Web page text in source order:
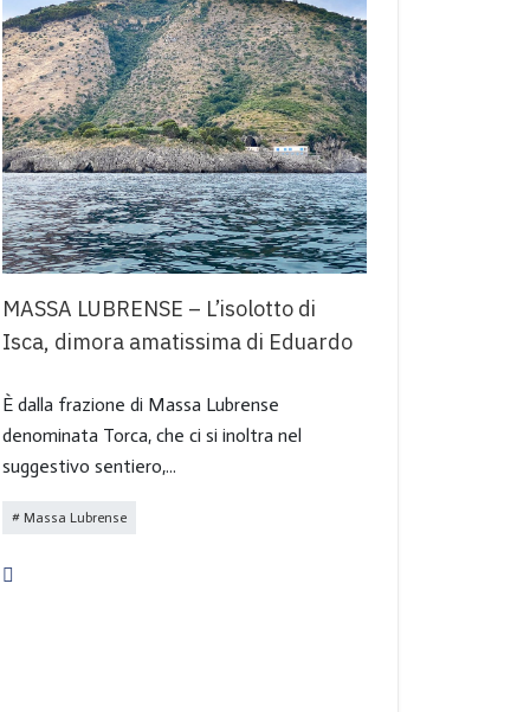
MASSA LUBRENSE – L’isolotto di
Isca, dimora amatissima di Eduardo
È dalla frazione di Massa Lubrense
denominata Torca, che ci si inoltra nel
suggestivo sentiero,...
Massa Lubrense